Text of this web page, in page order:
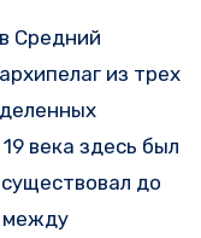
Средний
из трех
века здесь был
до
между